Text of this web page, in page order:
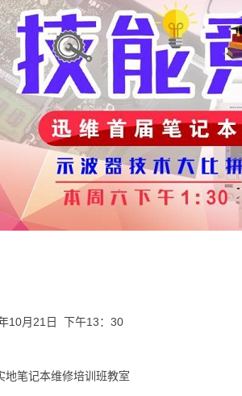
10月21日 下午13：30
地笔记本维修培训班教室